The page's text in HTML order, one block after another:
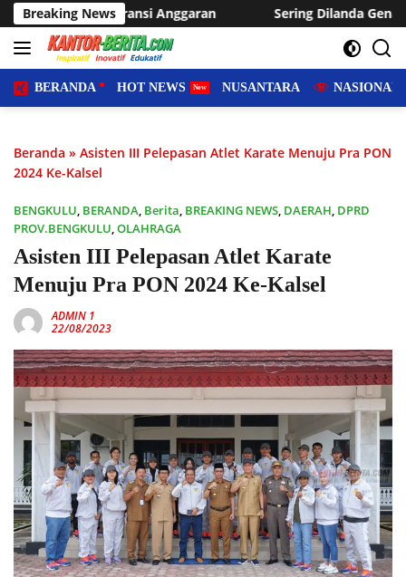
Langsung
ke
konten
Breaking NewsSering Dilanda Genangan, Desa Sukaraja
BERANDA HOT NEWS NUSANTARA NASIONAL
Beranda » Asisten III Pelepasan Atlet Karate Menuju Pra PON
2024 Ke-Kalsel
BENGKULU, BERANDA, Berita, BREAKING NEWS, DAERAH, DPRD
PROV.BENGKULU,OLAHRAGA
Asisten III Pelepasan Atlet Karate
Menuju Pra PON 2024 Ke-Kalsel
ADMIN 1
22/08/2023